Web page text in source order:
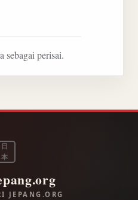
sebagai perisai.
日
本
JEPANG.ORG